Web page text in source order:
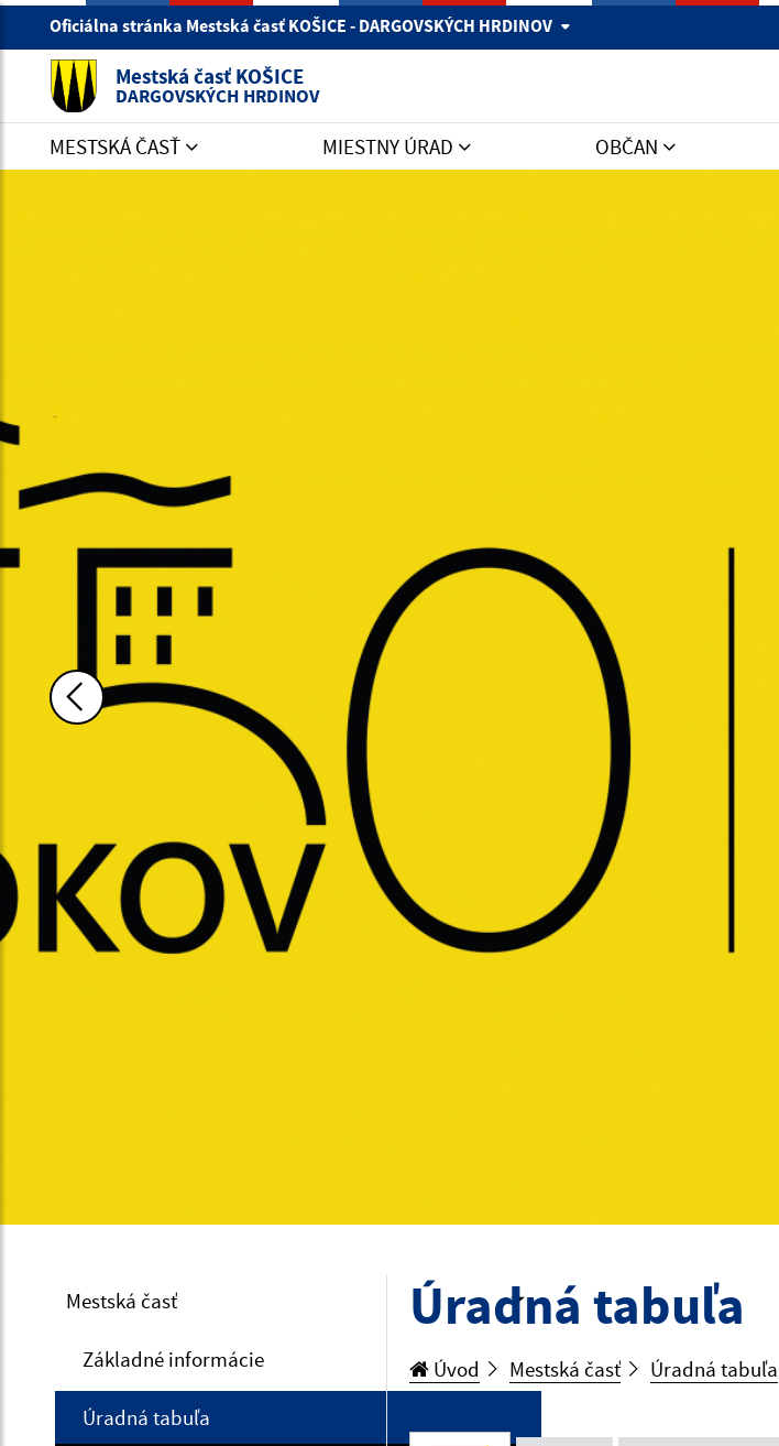
Oficiálna stránka Mestská časť KOŠICE - DARGOVSKÝCH HRDINOV
Mestská časť KOŠICE
DARGOVSKÝCH HRDINOV
MESTSKÁ ČASŤ MIESTNY ÚRAD OBČAN
Mestská časť
Základné informácie
Úradná tabuľa
Úradná tabuľa
Úvod Mestská časť Úradná tabuľa